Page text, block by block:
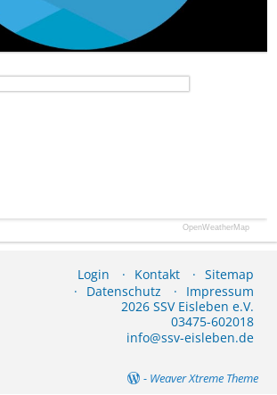
OpenWeatherMap
Login Kontakt
Sitemap
Datenschutz
Impressum
2026 SSV Eisleben e.V.
03475-602018
info@ssv-eisleben.de
- Weaver Xtreme Theme